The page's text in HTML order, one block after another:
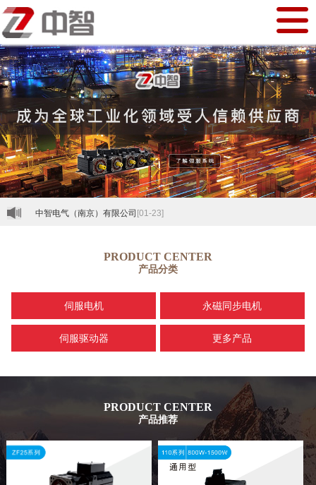
中智电气（南京）有限公司 [01-23]
PRODUCT CENTER
产品分类
伺服电机 永磁同步电机
伺服驱动器 更多产品
PRODUCT CENTER
产品推荐